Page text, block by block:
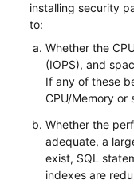
Performance
White
Paper
Reference
Reference
installing security
to:
Whether the
(IOPS), and
If any of these
CPU/Memory or
Whether the
adequate, a
exist, SQL
indexes are